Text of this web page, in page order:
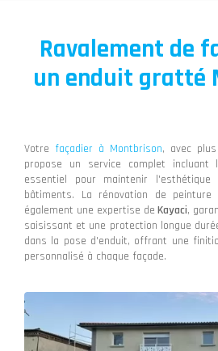
Ravalement de
un enduit gratté
Votre façadier à Montbrison, avec
propose un service complet incluant
essentiel pour maintenir
bâtiments. La rénovation de
également une expertise de Kayaci,
saisissant et une protection longue
dans la pose d'enduit, offrant une
personnalisé à chaque façade.